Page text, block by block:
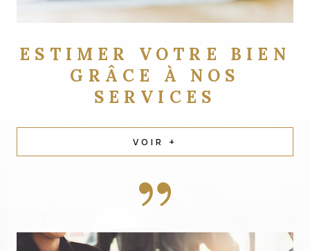
ESTIMER VOTRE BIEN
GRÂCE À NOS
SERVICES
VOIR +